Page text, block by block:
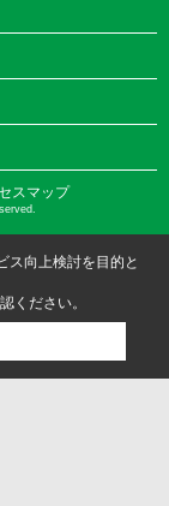
スマップ
ス向上検討を目的と
ください。